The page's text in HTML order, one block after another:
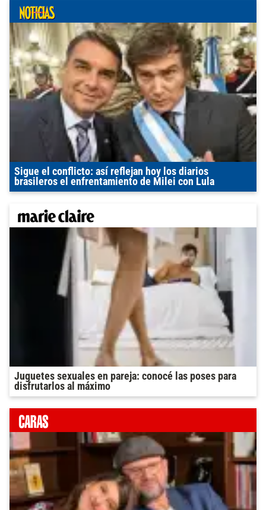
Sigue el conflicto: así reflejan hoy los diarios
brasileros el enfrentamiento de Milei con Lula
Juguetes sexuales en pareja: conocé las poses para
disfrutarlos al máximo